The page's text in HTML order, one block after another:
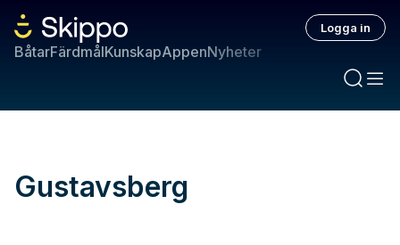
BåtarFärdmålKunskapAppenNyheter
Logga in
Gustavsberg